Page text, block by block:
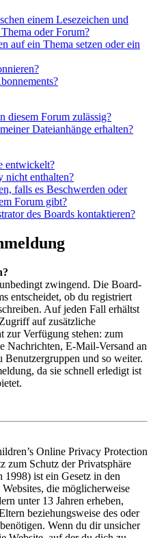
einem Lesezeichen und
oder Forum?
auf ein Thema setzen oder ein
diesem Forum zulässig?
Dateianhänge erhalten?
entwickelt?
nicht enthalten?
falls es Beschwerden oder
Forum gibt?
des Boards kontaktieren?
zwingend. Die Board-
entscheidet, ob du registriert
Auf jeden Fall erhältst
auf zusätzliche
zur Verfügung stehen: zum
Nachrichten, E-Mail-Versand an
und so weiter.
da sie schnell erledigt ist
Online Privacy Protection
zum Schutz der Privatsphäre
ist ein Gesetz in den
die möglicherweise
unter 13 Jahren erheben,
beziehungsweise des oder
Wenn du dir unsicher